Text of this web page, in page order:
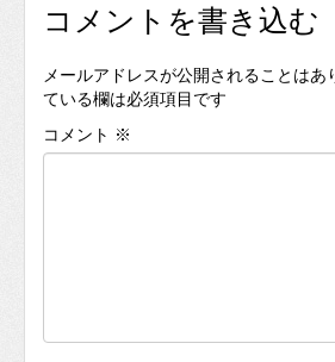
コメントを書き込む
メールアドレスが公開されることはあ
ている欄は必須項目です
コメント ※